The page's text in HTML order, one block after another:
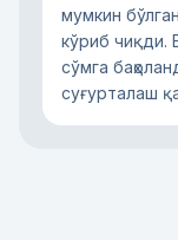
мумкин
кўриб чиқди.
сўмга
суғурталаш